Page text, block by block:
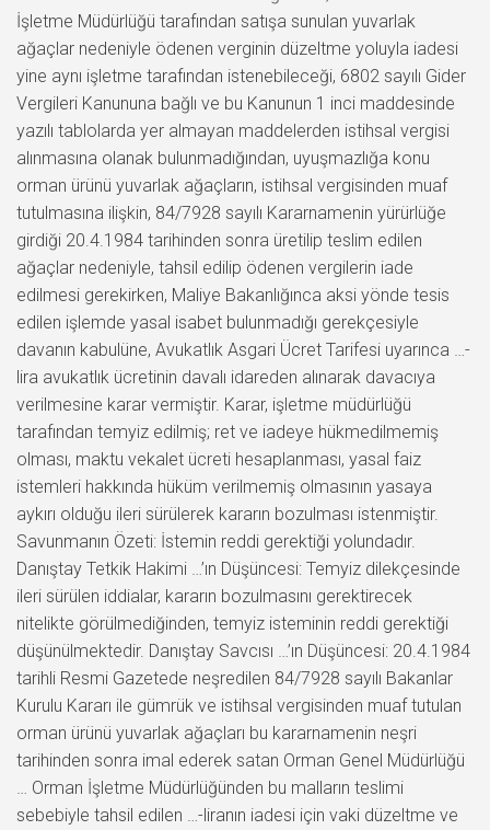
İşletme Müdürlüğü tarafından satışa sunulan yuvarlak
ağaçlar nedeniyle ödenen verginin düzeltme yoluyla iadesi
yine aynı işletme tarafından istenebileceği, 6802 sayılı Gider
Vergileri Kanununa bağlı ve bu Kanunun 1 inci maddesinde
yazılı tablolarda yer almayan maddelerden istihsal vergisi
alınmasına olanak bulunmadığından, uyuşmazlığa konu
orman ürünü yuvarlak ağaçların, istihsal vergisinden muaf
tutulmasına ilişkin, 84/7928 sayılı Kararnamenin yürürlüğe
girdiği 20.4.1984 tarihinden sonra üretilip teslim edilen
ağaçlar nedeniyle, tahsil edilip ödenen vergilerin iade
edilmesi gerekirken, Maliye Bakanlığınca aksi yönde tesis
edilen işlemde yasal isabet bulunmadığı gerekçesiyle
davanın kabulüne, Avukatlık Asgari Ücret Tarifesi uyarınca …-
lira avukatlık ücretinin davalı idareden alınarak davacıya
verilmesine karar vermiştir. Karar, işletme müdürlüğü
tarafından temyiz edilmiş; ret ve iadeye hükmedilmemiş
olması, maktu vekalet ücreti hesaplanması, yasal faiz
istemleri hakkında hüküm verilmemiş olmasının yasaya
aykırı olduğu ileri sürülerek kararın bozulması istenmiştir.
Savunmanın Özeti: İstemin reddi gerektiği yolundadır.
Danıştay Tetkik Hakimi …’ın Düşüncesi: Temyiz dilekçesinde
ileri sürülen iddialar, kararın bozulmasını gerektirecek
nitelikte görülmediğinden, temyiz isteminin reddi gerektiği
düşünülmektedir. Danıştay Savcısı …’ın Düşüncesi: 20.4.1984
tarihli Resmi Gazetede neşredilen 84/7928 sayılı Bakanlar
Kurulu Kararı ile gümrük ve istihsal vergisinden muaf tutulan
orman ürünü yuvarlak ağaçları bu kararnamenin neşri
tarihinden sonra imal ederek satan Orman Genel Müdürlüğü
… Orman İşletme Müdürlüğünden bu malların teslimi
sebebiyle tahsil edilen …-liranın iadesi için vaki düzeltme ve